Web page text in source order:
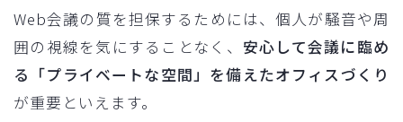
Web会議の質を担保するためには、個人が騒音や周
囲の視線を気にすることなく、 安心して会議に臨め
る「プライベートな空間」を備えたオフィスづくり
が重要といえます。